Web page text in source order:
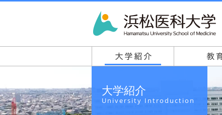
大学紹介
University Introduction